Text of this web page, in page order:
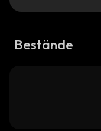
Bestände